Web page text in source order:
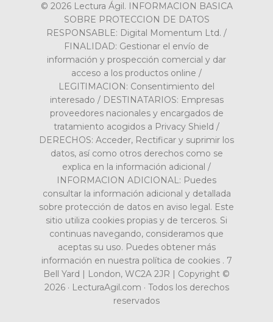
© 2026 Lectura Ágil. INFORMACION BASICA
SOBRE PROTECCION DE DATOS
RESPONSABLE: Digital Momentum Ltd. /
FINALIDAD: Gestionar el envío de
información y prospección comercial y dar
acceso a los productos online /
LEGITIMACION: Consentimiento del
interesado / DESTINATARIOS: Empresas
proveedores nacionales y encargados de
tratamiento acogidos a Privacy Shield /
DERECHOS: Acceder, Rectificar y suprimir los
datos, así como otros derechos como se
explica en la información adicional /
INFORMACION ADICIONAL: Puedes
consultar la información adicional y detallada
sobre protección de datos en aviso legal. Este
sitio utiliza cookies propias y de terceros. Si
continuas navegando, consideramos que
aceptas su uso. Puedes obtener más
información en nuestra política de cookies . 7
Bell Yard | London, WC2A 2JR | Copyright ©
2026 · LecturaAgil.com · Todos los derechos
reservados